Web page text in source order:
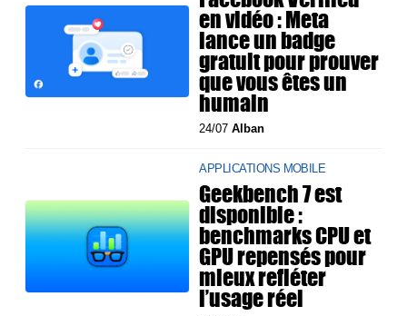
en vidéo : Meta
lance un badge
gratuit pour prouver
que vous êtes un
humain
24/07Alban
APPLICATIONS MOBILE
Geekbench 7 est
disponible :
benchmarks CPU et
GPU repensés pour
mieux refléter
l’usage réel